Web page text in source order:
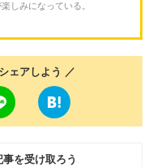
しみになっている。
ェアしよう ／
を受け取ろう